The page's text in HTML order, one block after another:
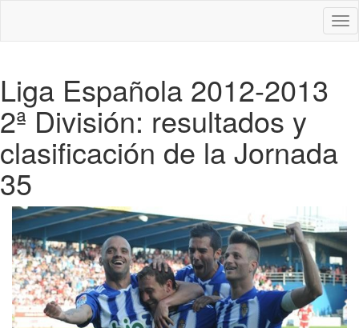
Liga Española 2012-2013
2ª División: resultados y
clasificación de la Jornada
35